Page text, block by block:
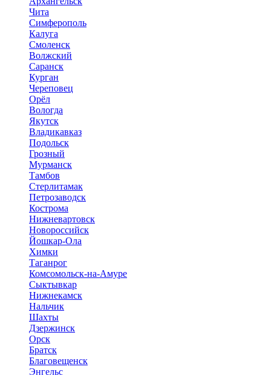
Чита
Симферополь
Калуга
Смоленск
Волжский
Саранск
Курган
Череповец
Орёл
Вологда
Якутск
Владикавказ
Подольск
Грозный
Мурманск
Тамбов
Стерлитамак
Петрозаводск
Кострома
Нижневартовск
Новороссийск
Йошкар-Ола
Химки
Таганрог
Комсомольск-на-Амуре
Сыктывкар
Нижнекамск
Нальчик
Шахты
Дзержинск
Орск
Братск
Благовещенск
Энгельс